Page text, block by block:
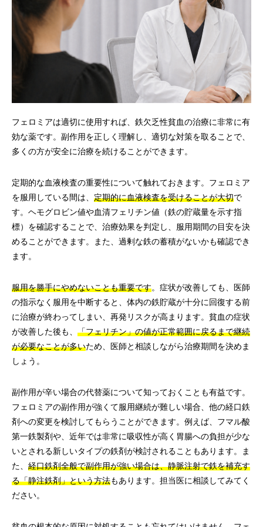
フェロミアは適切に使用すれば、鉄欠乏性貧血の治療に非常に有
効な薬です。副作用を正しく理解し、適切な対策を取ることで、
多くの方が安全に治療を続けることができます。
定期的な血液検査の重要性について触れておきます。フェロミア
を服用している間は、 定期的に血液検査を受けることが大切で
す。ヘモグロビン値や血清フェリチン値（鉄の貯蔵量を示す指
標）を確認することで、治療効果を判定し、服用期間の目安を決
めることができます。また、過剰な鉄の蓄積がないかも確認でき
ます。
服用を勝手にやめないことも重要です。症状が改善しても、医師
の指示なく服用を中断すると、体内の鉄貯蔵が十分に回復する前
に治療が終わってしまい、再発リスクが高まります。貧血の症状
が改善した後も、 「フェリチン」の値が正常範囲に戻るまで継続
が必要なことが多いため、医師と相談しながら治療期間を決めま
しょう。
副作用が辛い場合の代替薬について知っておくことも有益です。
フェロミアの副作用が強くて服用継続が難しい場合、他の経口鉄
剤への変更を検討してもらうことができます。例えば、フマル酸
第一鉄製剤や、近年では非常に吸収性が高く胃腸への負担が少な
いとされる新しいタイプの鉄剤が検討されることもあります。ま
た、 経口鉄剤全般で副作用が強い場合は、静脈注射で鉄を補充す
る「静注鉄剤」という方法もあります。担当医に相談してみてく
ださい。